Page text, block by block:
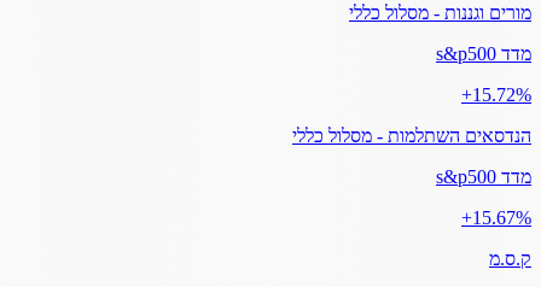
מורים וגננות - מסלול כללי
מדד s&p500
‎+15.72%
הנדסאים השתלמות - מסלול כללי
מדד s&p500
‎+15.67%
ק.ס.מ